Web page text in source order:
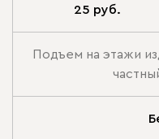
25 руб.
Подъем на этажи